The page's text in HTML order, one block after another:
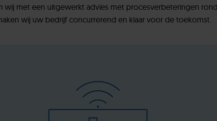
met een uitgewerkt advies met procesverbeteringen
wij uw bedrijf concurrerend en klaar voor de toekomst.